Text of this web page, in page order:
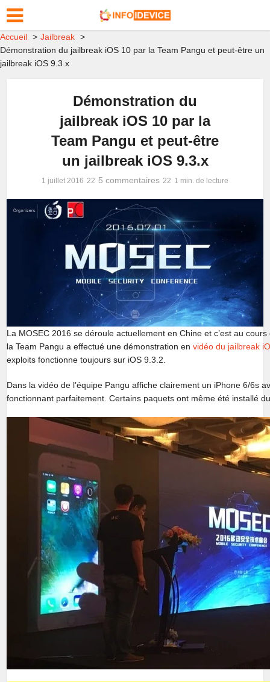
Accueil
Jailbreak
Démonstration du jailbreak iOS 10 par la Team Pangu et peut-être un
jailbreak iOS 9.3.x
Démonstration du
jailbreak iOS 10 par la
Team Pangu et peut-être
un jailbreak iOS 9.3.x
1 juillet 2016 5 commentaires 1 min. de lecture
La MOSEC 2016 se déroule actuellement en Chine et c’est au
la Team Pangu a effectué une démonstration envidéo du jailbreak
exploits fonctionne toujours sur iOS 9.3.2.
Dans la vidéo de l’équipe Pangu affiche clairement un iPhone 6/6s
fonctionnant parfaitement. Certains paquets ont même été installé